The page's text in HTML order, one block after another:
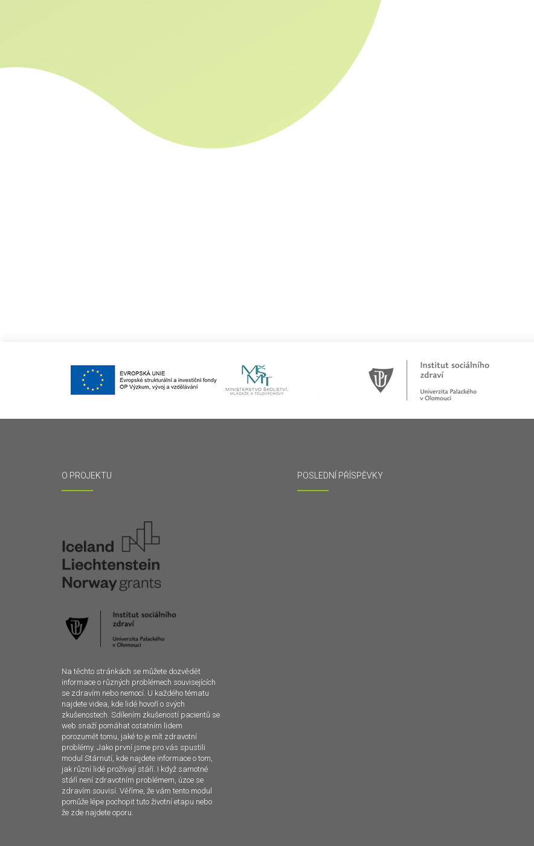
O PROJEKTU
Na těchto stránkách se můžete dozvědět
informace o různých problémech souvisejících
se zdravím nebo nemocí. U každého tématu
najdete videa, kde lidé hovoří o svých
zkušenostech. Sdílením zkušeností pacientů se
web snaží pomáhat ostatním lidem
porozumět tomu, jaké to je mít zdravotní
problémy. Jako první jsme pro vás spustili
modul Stárnutí, kde najdete informace o tom,
jak různí lidé prožívají stáří. I když samotné
stáří není zdravotním problémem, úzce se
zdravím souvisí. Věříme, že vám tento modul
pomůže lépe pochopit tuto životní etapu nebo
že zde najdete oporu.
POSLEDNÍ PŘÍSPĚVKY